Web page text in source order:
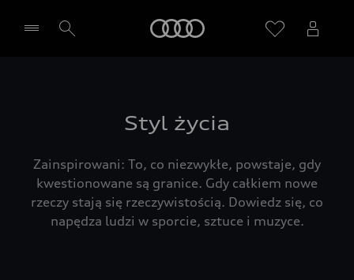
Styl życia
Zainspirowani: To, co niezwykłe, powstaje, gdy
kwestionowane są granice. Gdy całkiem nowe
rzeczy stają się rzeczywistością. Dowiedz się, co
napędza ludzi w sporcie, sztuce i muzyce.